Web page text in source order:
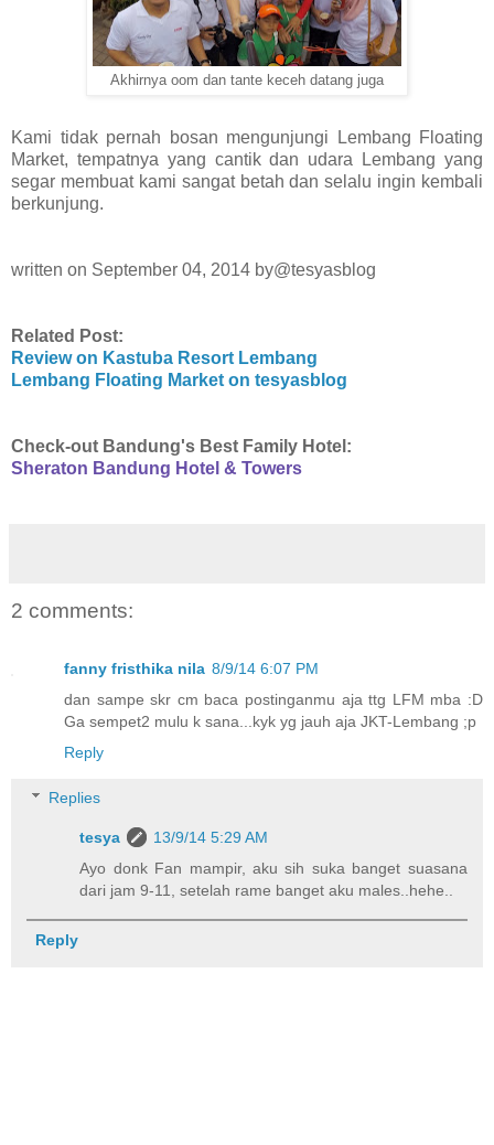
Akhirnya oom dan tante keceh datang juga
Kami tidak pernah bosan mengunjungi Lembang Floating
Market, tempatnya yang cantik dan udara Lembang yang
segar membuat kami sangat betah dan selalu ingin kembali
berkunjung.
written on September 04, 2014 by@tesyasblog
Related Post:
Review on Kastuba Resort Lembang
Lembang Floating Market on tesyasblog
Check-out Bandung's Best Family Hotel:
Sheraton Bandung Hotel & Towers
2 comments:
fanny fristhika nila 8/9/14 6:07 PM
dan sampe skr cm baca postinganmu aja ttg LFM mba :D
Ga sempet2 mulu k sana...kyk yg jauh aja JKT-Lembang ;p
Reply
Replies
tesya
13/9/14 5:29 AM
Ayo donk Fan mampir, aku sih suka banget suasana
dari jam 9-11, setelah rame banget aku males..hehe..
Reply